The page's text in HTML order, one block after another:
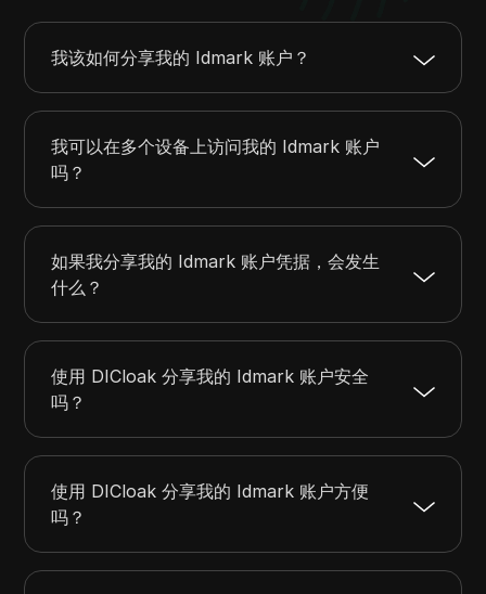
我该如何分享我的 Idmark 账户？
我可以在多个设备上访问我的 Idmark 账户
吗？
如果我分享我的 Idmark 账户凭据，会发生
什么？
使用 DICloak 分享我的 Idmark 账户安全
吗？
使用 DICloak 分享我的 Idmark 账户方便
吗？